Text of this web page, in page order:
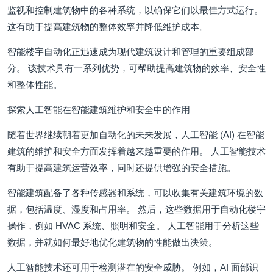
监视和控制建筑物中的各种系统，以确保它们以最佳方式运行。
这有助于提高建筑物的整体效率并降低维护成本。
智能楼宇自动化正迅速成为现代建筑设计和管理的重要组成部
分。 该技术具有一系列优势，可帮助提高建筑物的效率、安全性
和整体性能。
探索人工智能在智能建筑维护和安全中的作用
随着世界继续朝着更加自动化的未来发展，人工智能 (AI) 在智能
建筑的维护和安全方面发挥着越来越重要的作用。 人工智能技术
有助于提高建筑运营效率，同时还提供增强的安全措施。
智能建筑配备了各种传感器和系统，可以收集有关建筑环境的数
据，包括温度、湿度和占用率。 然后，这些数据用于自动化楼宇
操作，例如 HVAC 系统、照明和安全。 人工智能用于分析这些
数据，并就如何最好地优化建筑物的性能做出决策。
人工智能技术还可用于检测潜在的安全威胁。 例如，AI 面部识